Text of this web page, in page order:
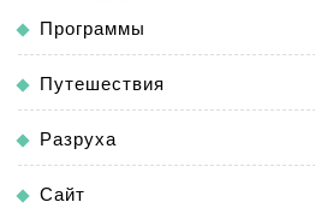
Программы
Путешествия
Разруха
Сайт